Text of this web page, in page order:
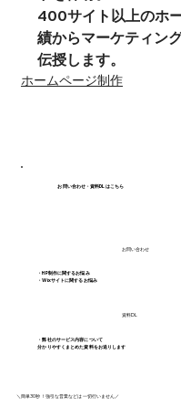
400サイト以上のホ
績からマーケティン
伝授します。
ホームページ制作
お問い合わせ・資料DLはこちら
お問い合わせ
・HP制作に関するお悩み
・Wixサイトに関するお悩み
資料DL
・弊社のサービス内容について
分かりやすくまとめた資料をお送りします
＼簡単30秒！強引な営業などは一切行いません／